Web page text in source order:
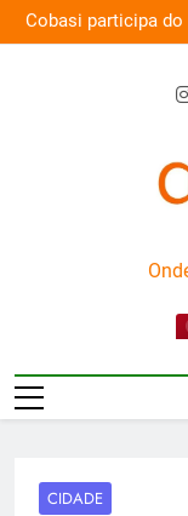
Skip
to
Guaraná
CIDADE